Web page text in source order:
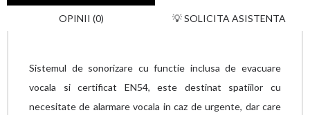
OPINII (0) 💡 SOLICITA ASISTENTA
Sistemul de sonorizare cu functie inclusa de evacuare
vocala si certificat EN54, este destinat spatiilor cu
necesitate de alarmare vocala in caz de urgente, dar care